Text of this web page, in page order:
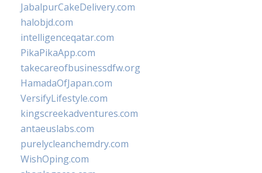
JabalpurCakeDelivery.com
halobjd.com
intelligenceqatar.com
PikaPikaApp.com
takecareofbusinessdfw.org
HamadaOfJapan.com
VersifyLifestyle.com
kingscreekadventures.com
antaeuslabs.com
purelycleanchemdry.com
WishOping.com